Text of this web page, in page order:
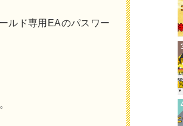
ルド専用EAのパスワー